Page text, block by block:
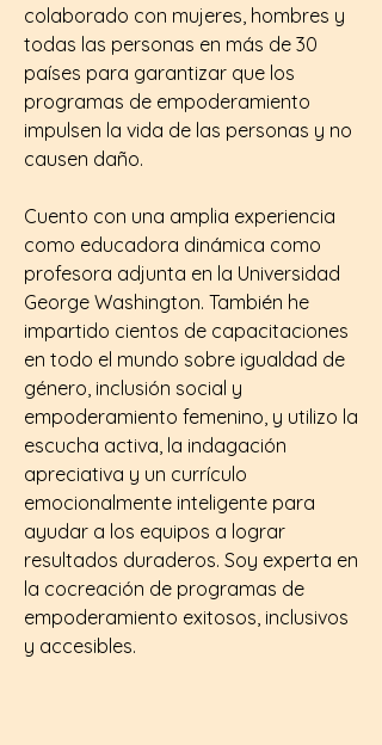
colaborado con mujeres, hombres y
todas las personas en más de 30
países para garantizar que los
programas de empoderamiento
impulsen la vida de las personas y no
causen daño.
Cuento con una amplia experiencia
como educadora dinámica como
profesora adjunta en la Universidad
George Washington. También he
impartido cientos de capacitaciones
en todo el mundo sobre igualdad de
género, inclusión social y
empoderamiento femenino, y utilizo la
escucha activa, la indagación
apreciativa y un currículo
emocionalmente inteligente para
ayudar a los equipos a lograr
resultados duraderos. Soy experta en
la cocreación de programas de
empoderamiento exitosos, inclusivos
y accesibles.